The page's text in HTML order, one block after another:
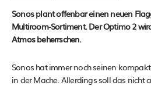
Sonos plant offenbar einen neuen
Multiroom-Sortiment. Der Optimo 2
Atmos beherrschen.
Sonos hat immer noch seinen
in der Mache. Allerdings soll das nicht